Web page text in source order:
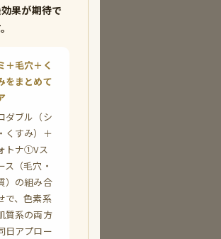
果が期待で
＋毛穴＋く
をまとめて
ダブル（シ
くすみ）＋
トナ①Vス
ス（毛穴・
）の組み合
で、色素系
質系の両方
日アプロー